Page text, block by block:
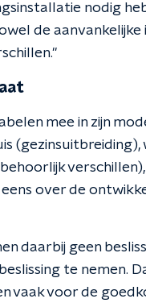
nodig
de aanvankelijke
mee in zijn
over de
daarbij geen
te nemen.
vaak voor de